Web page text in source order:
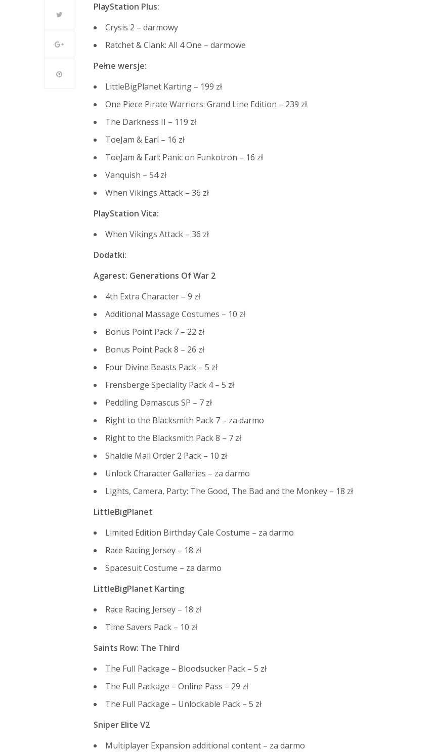
PlayStation Plus:
Crysis 2 – darmowy
Ratchet & Clank: All 4 One – darmowe
Pełne wersje:
LittleBigPlanet Karting – 199 zł
One Piece Pirate Warriors: Grand Line Edition – 239 zł
The Darkness II – 119 zł
ToeJam & Earl – 16 zł
ToeJam & Earl: Panic on Funkotron – 16 zł
Vanquish – 54 zł
When Vikings Attack – 36 zł
PlayStation Vita:
When Vikings Attack – 36 zł
Dodatki:
Agarest: Generations Of War 2
4th Extra Character – 9 zł
Additional Massage Costumes – 10 zł
Bonus Point Pack 7 – 22 zł
Bonus Point Pack 8 – 26 zł
Four Divine Beasts Pack – 5 zł
Frensberge Speciality Pack 4 – 5 zł
Peddling Damascus SP – 7 zł
Right to the Blacksmith Pack 7 – za darmo
Right to the Blacksmith Pack 8 – 7 zł
Shaldie Mail Order 2 Pack – 10 zł
Unlock Character Galleries – za darmo
Lights, Camera, Party: The Good, The Bad and the Monkey – 18 zł
LittleBigPlanet
Limited Edition Birthday Cale Costume – za darmo
Race Racing Jersey – 18 zł
Spacesuit Costume – za darmo
LittleBigPlanet Karting
Race Racing Jersey – 18 zł
Time Savers Pack – 10 zł
Saints Row: The Third
The Full Package – Bloodsucker Pack – 5 zł
The Full Package – Online Pass – 29 zł
The Full Package – Unlockable Pack – 5 zł
Sniper Elite V2
Multiplayer Expansion additional content – za darmo